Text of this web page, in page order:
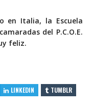
en Italia, la Escuela
del P.C.O.E.
feliz.
LINKEDIN
TUMBLR